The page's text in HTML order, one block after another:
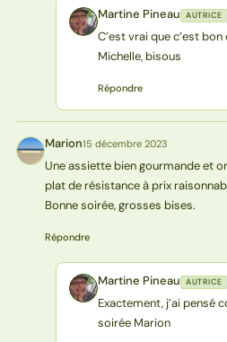
MP Martine Pineau AUTRICE
C’est vrai que c’est
Michelle, bisous
Répondre
M Marion15 décembre 2023
Une assiette bien gourmande et
plat de résistance à prix
Bonne soirée, grosses bises.
Répondre
MP Martine Pineau AUTRICE
Exactement, j’ai pensé
soirée Marion